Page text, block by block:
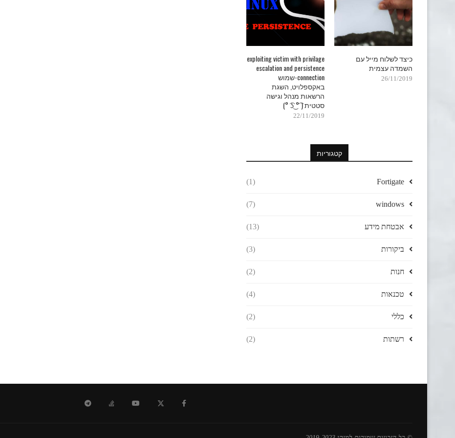
כיצד לשלוח מייל עם
השמדה עצמית
26/11/2019
exploiting victim with privilage
escalation and persistence
connection-שמוש
באקספלויט, השגת
הרשאות מנהל וגישה
סטטית ( ͡° ͜ʖ ͡°)
22/11/2019
קטגוריות
Fortigate
(1)
windows
(7)
אבטחת מידע (13)
ביקורות (3)
חנות (2)
טכנאות (4)
כללי (2)
רשתות (2)